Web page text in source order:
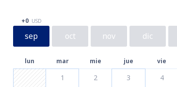
sep
+0 USD
oct nov dic
lun mar mie jue vie
1 2 3 4